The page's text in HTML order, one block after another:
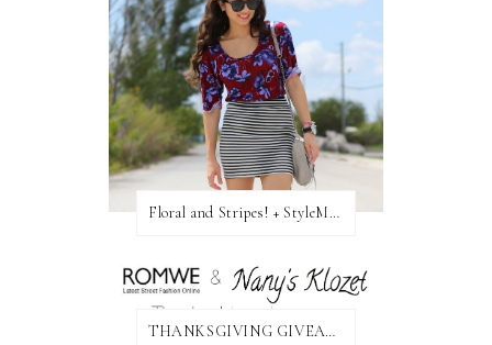
Floral and Stripes! + StyleMint GIVEAWAY!
THANKSGIVING GIVEAWAY!